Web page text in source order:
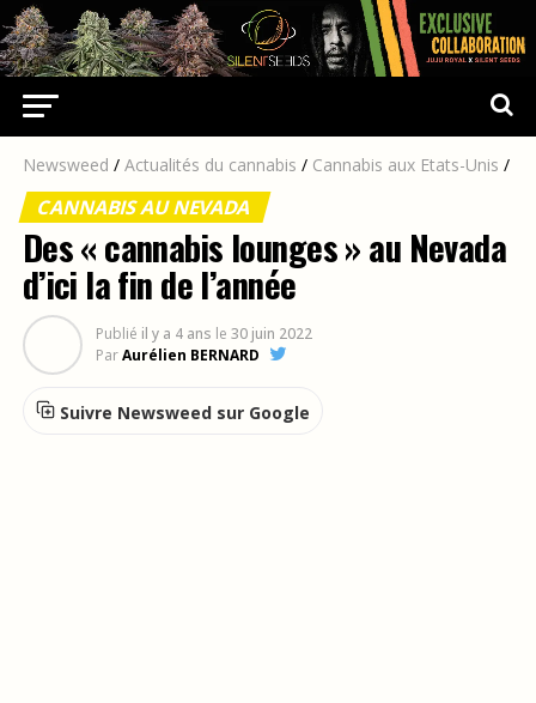
Newsweed / Actualités du cannabis / Cannabis aux Etats-Unis /
CANNABIS AU NEVADA
Des « cannabis lounges » au Nevada
d’ici la fin de l’année
Publié il y a 4 ans le 30 juin 2022
ParAurélien BERNARD
Suivre Newsweed sur Google